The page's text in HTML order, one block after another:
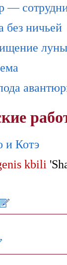
—
без ничьей
луны
и Котэ
kbili